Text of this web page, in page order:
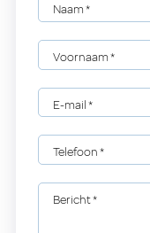
Naam*
Voornaam*
E-mail*
Telefoon*
Bericht*